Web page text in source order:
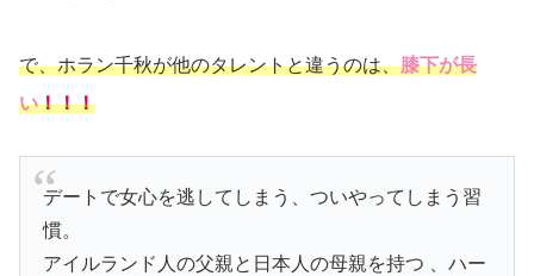
で、ホラン千秋が他のタレントと違うのは、膝下が長
い！！！
デートで女心を逃してしまう、ついやってしまう習
慣。
アイルランド人の父親と日本人の母親を持つ 、ハー